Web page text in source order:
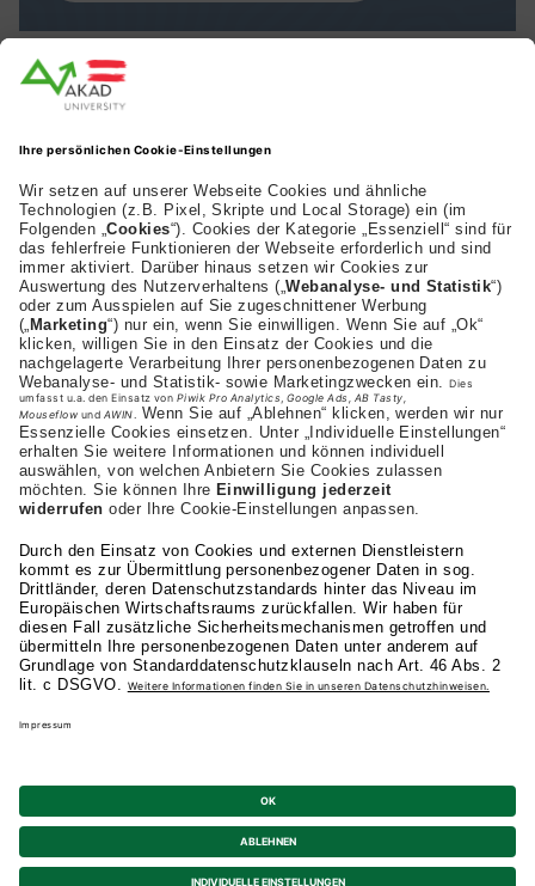
AKAD Bildungsgesellschaft mbH
Heilbronner Strasse 86
70191 Stuttgart
+43 (0) 664-1972282
Studienangebot
Fakultäten
AKAD
Datenschutz
Allgemeine Studienbedingungen
Barrierefreiheit